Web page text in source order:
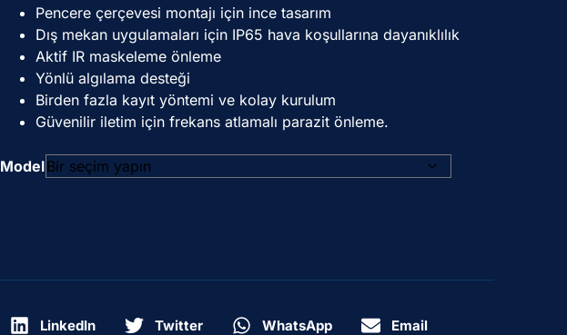
Pencere çerçevesi montajı için ince tasarım
Dış mekan uygulamaları için IP65 hava koşullarına dayanıklılık
Aktif IR maskeleme önleme
Yönlü algılama desteği
Birden fazla kayıt yöntemi ve kolay kurulum
Güvenilir iletim için frekans atlamalı parazit önleme.
Model
LinkedIn Twitter WhatsApp Email